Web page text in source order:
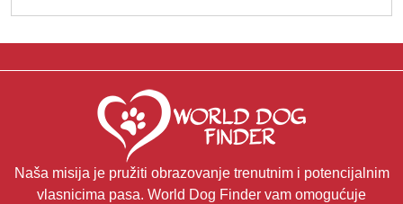
Naša misija je pružiti obrazovanje trenutnim i potencijalnim
vlasnicima pasa. World Dog Finder vam omogućuje